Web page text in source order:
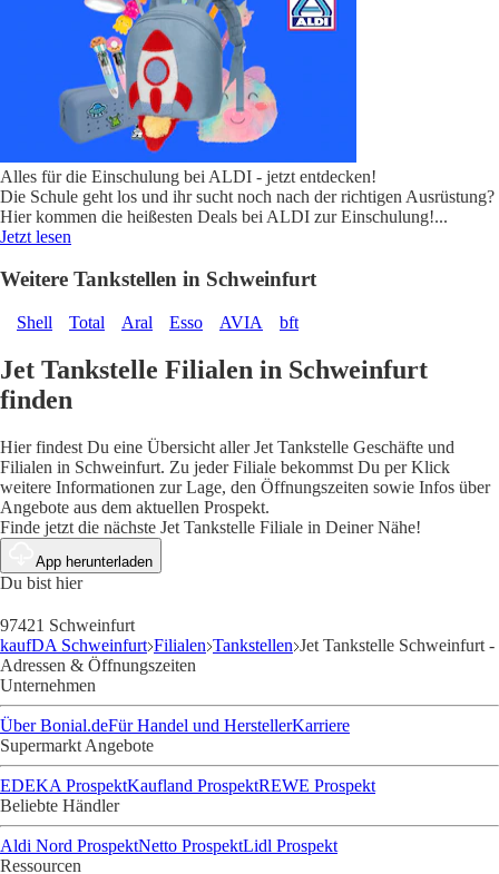
Alles für die Einschulung bei ALDI - jetzt entdecken!
Die Schule geht los und ihr sucht noch nach der richtigen Ausrüstung?
Hier kommen die heißesten Deals bei ALDI zur Einschulung!...
Jetzt lesen
Weitere Tankstellen in Schweinfurt
Shell Total Aral Esso AVIA bft
Jet Tankstelle Filialen in Schweinfurt
finden
Hier findest Du eine Übersicht aller Jet Tankstelle Geschäfte und
Filialen in Schweinfurt. Zu jeder Filiale bekommst Du per Klick
weitere Informationen zur Lage, den Öffnungszeiten sowie Infos über
Angebote aus dem aktuellen Prospekt.
Finde jetzt die nächste Jet Tankstelle Filiale in Deiner Nähe!
App herunterladen
Du bist hier
97421 Schweinfurt
kaufDA Schweinfurt Filialen Tankstellen Jet Tankstelle Schweinfurt -
Adressen & Öffnungszeiten
Unternehmen
Über Bonial.deFür Handel und HerstellerKarriere
Supermarkt Angebote
EDEKA ProspektKaufland ProspektREWE Prospekt
Beliebte Händler
Aldi Nord ProspektNetto ProspektLidl Prospekt
Ressourcen